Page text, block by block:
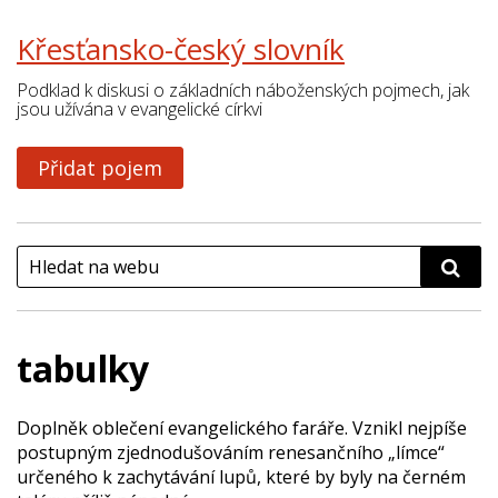
Křesťansko-český slovník
Podklad k diskusi o základních náboženských pojmech, jak
jsou užívána v evangelické církvi
Přidat pojem
tabulky
Doplněk oblečení evangelického faráře. Vznikl nejpíše
postupným zjednodušováním renesančního „límce“
určeného k zachytávání lupů, které by byly na černém